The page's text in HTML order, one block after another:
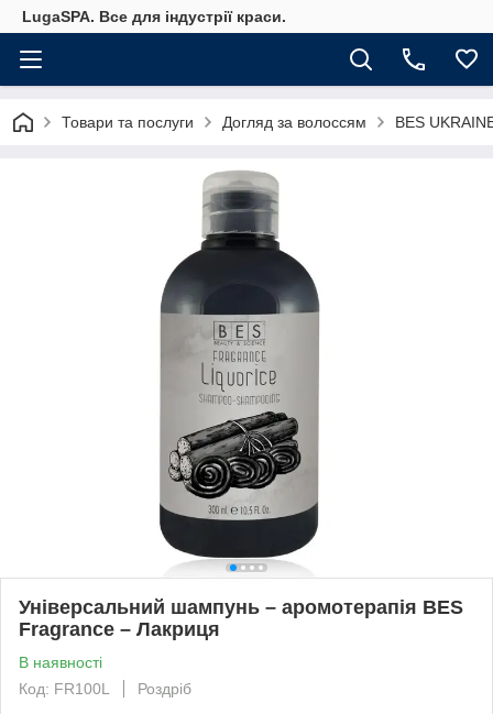
LugaSPA. Все для індустрії краси.
Товари та послуги Догляд за волоссям BES
Універсальний шампунь – аромотерапія BES
Fragrance – Лакриця
В наявності
Код: FR100L
Роздріб